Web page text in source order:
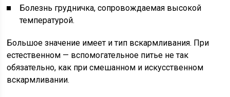
Болезнь грудничка, сопровождаемая высокой
температурой.
Большое значение имеет и тип вскармливания. При
естественном — вспомогательное питье не так
обязательно, как при смешанном и искусственном
вскармливании.